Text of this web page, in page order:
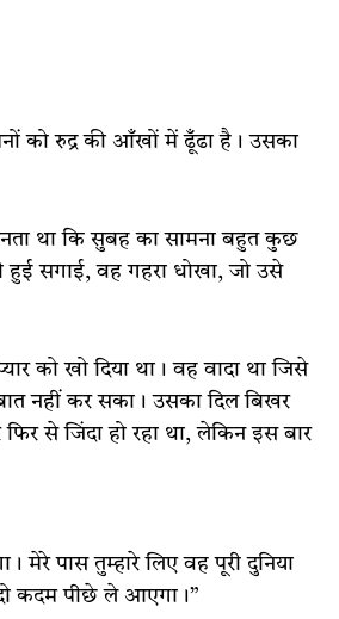
को रुद्र की आँखों में ढूँढा है। उसका
था कि सुबह का सामना बहुत कुछ
सगाई, वह गहरा धोखा, जो उसे
को खो दिया था। वह वादा था जिसे
नहीं कर सका। उसका दिल बिखर
से जिंदा हो रहा था, लेकिन इस बार
पास तुम्हारे लिए वह पूरी दुनिया
कदम पीछे ले आएगा।”